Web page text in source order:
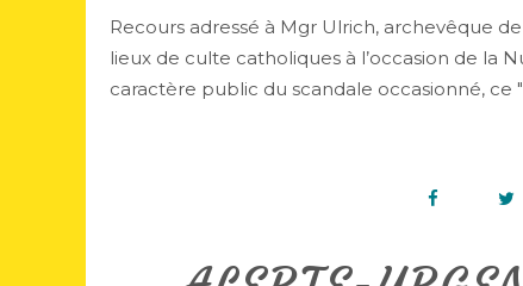
Recours adressé à Mgr Ulrich, archevêque
lieux de culte catholiques à l’occasion de la
caractère public du scandale occasionné, ce